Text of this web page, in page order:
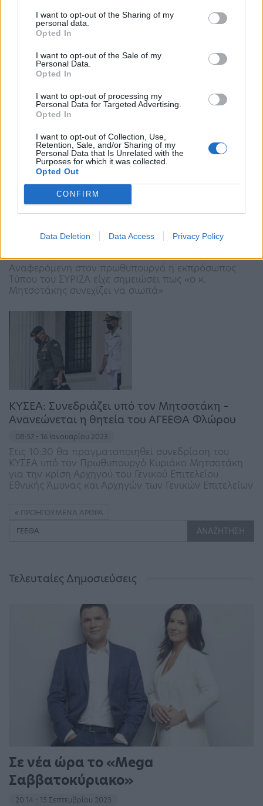
I want to opt-out of the Sharing of my
personal data.
Opted In
I want to opt-out of the Sale of my
Personal Data.
Opted In
I want to opt-out of processing my
Personal Data for Targeted Advertising.
Opted In
I want to opt-out of Collection, Use,
Retention, Sale, and/or Sharing of my
Personal Data that Is Unrelated with the
Purposes for which it was collected.
Opted Out
CONFIRM
Data Deletion Data Access Privacy Policy
Χρήστος Χριστοδούλου: Ο πρώην αρχηγός
ΓΕΕΘΑ το επόμενο «πουλέν» του ΣΥΡΙΖΑ από
τις Ένοπλες Δυνάμεις…
17:41 - 24 Ιανουαρίου 2023
Την περασμένη εβδομάδα, ο κ. Χριστοδούλου
συμμετείχε σε εκδήλωση του ΣΥΡΙΖΑ στην Πέλλα
Πόπη Τσαπανίδου: «Ο κ. Οικονόμου να
παρακολουθούσε τον αρχηγό…
Αναφερόμενη στον πρωθυπουργό η εκπρόσωπος
Τύπου του ΣΥΡΙΖΑ είχε σημειώσει πως «ο κ.
Μητσοτάκης συνεχίζει να σιωπά»
ΚΥΣΕΑ: Συνεδριάζει υπό τον Μητσοτάκη –
Ανανεώνεται η θητεία του ΑΓΕΕΘΑ Φλώρου
08:57 - 16 Ιανουαρίου 2023
Στις 10:30 θα πραγματοποιηθεί συνεδρίαση του
ΚΥΣΕΑ υπό τον Πρωθυπουργό Κυριάκο Μητσοτάκη
για την κρίση Αρχηγού του Γενικού Επιτελείου
Εθνικής Άμυνας και Αρχηγών των Γενικών Επιτελείων
ΠΡΟΗΓΟΎΜΕΝΑ ΆΡΘΡΑ
Τελευταίες Δημοσιεύσεις
Σε νέα ώρα το «Mega
Σαββατοκύριακο»
20:14 - 15 Σεπτεμβρίου 2023